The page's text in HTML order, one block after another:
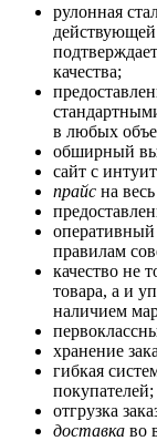
рулонная
качества;
в любых
обширный
сайт с
прайс на
оперативный
правилам
качество не
товара, а и
наличием
хранение
гибкая
покупателей;
отгрузка
доставка во